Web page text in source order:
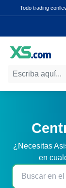
Todo trading
¿Necesitas
en